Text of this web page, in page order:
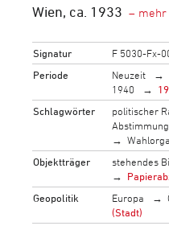
Wien, ca. 1933
Signatur
F 5030-Fx-
Periode
Neuzeit
1940
Schlagwörter
politischer
Objektträger
stehendes
Geopolitik
Europa
(Stadt)